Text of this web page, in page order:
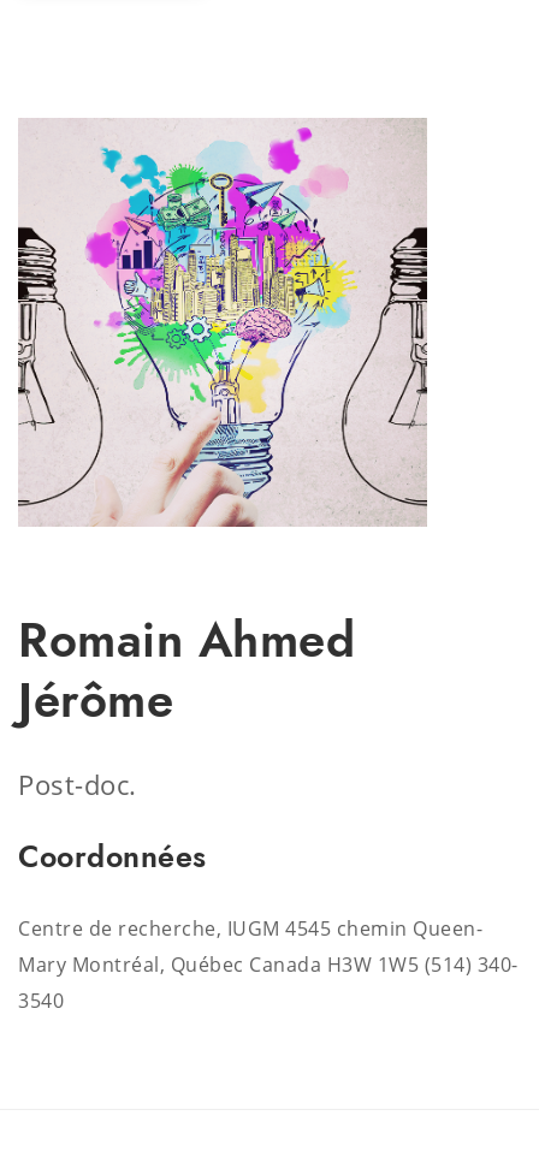
Romain Ahmed
Jérôme
Post-doc.
Coordonnées
Centre de recherche, IUGM 4545 chemin Queen-
Mary Montréal, Québec Canada H3W 1W5 (514) 340-
3540